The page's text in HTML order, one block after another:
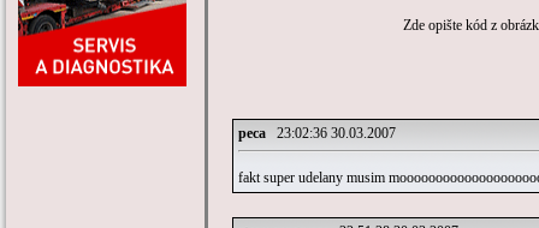
Zde opište kód z
peca 23:02:36 30.03.2007
fakt super udelany musim